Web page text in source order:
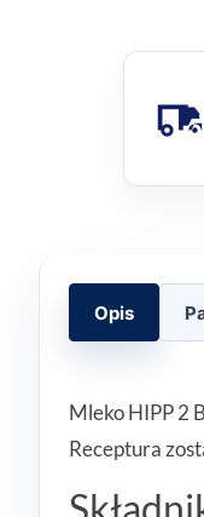
Opis
Mleko HIPP 2
Receptura